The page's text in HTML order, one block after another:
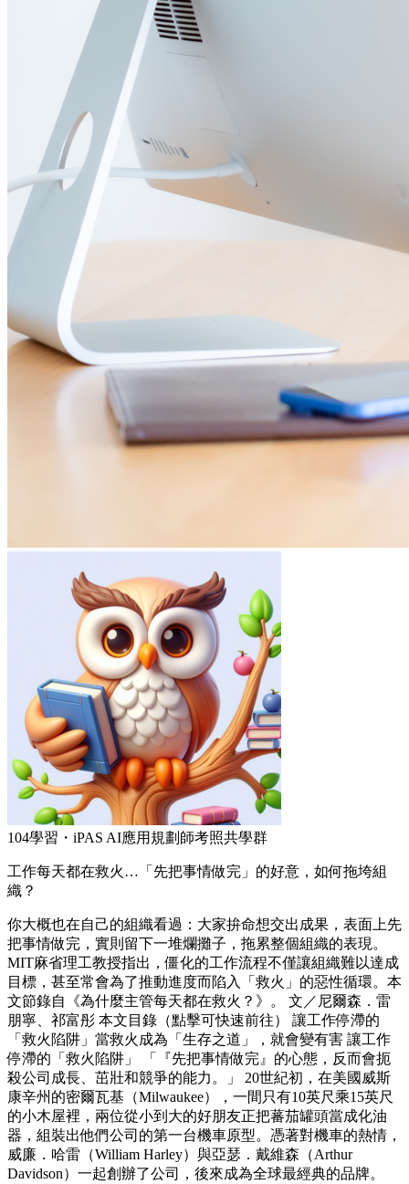
104學習・iPAS AI應用規劃師考照共學群
工作每天都在救火…「先把事情做完」的好意，如何拖垮組
織？
你大概也在自己的組織看過：大家拚命想交出成果，表面上先
把事情做完，實則留下一堆爛攤子，拖累整個組織的表現。
MIT麻省理工教授指出，僵化的工作流程不僅讓組織難以達成
目標，甚至常會為了推動進度而陷入「救火」的惡性循環。本
文節錄自《為什麼主管每天都在救火？》。 文／尼爾森．雷
朋寧、祁富彤 本文目錄（點擊可快速前往） 讓工作停滯的
「救火陷阱」當救火成為「生存之道」，就會變有害 讓工作
停滯的「救火陷阱」 「『先把事情做完』的心態，反而會扼
殺公司成長、茁壯和競爭的能力。」 20世紀初，在美國威斯
康辛州的密爾瓦基（Milwaukee），一間只有10英尺乘15英尺
的小木屋裡，兩位從小到大的好朋友正把蕃茄罐頭當成化油
器，組裝出他們公司的第一台機車原型。憑著對機車的熱情，
威廉．哈雷（William Harley）與亞瑟．戴維森（Arthur
Davidson）一起創辦了公司，後來成為全球最經典的品牌。